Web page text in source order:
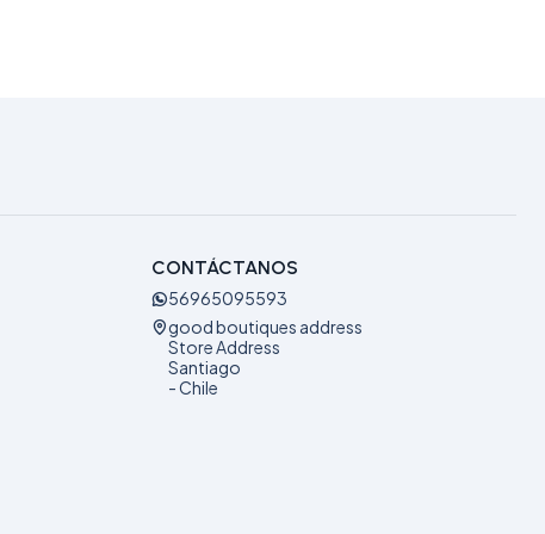
CONTÁCTANOS
56965095593
good boutiques address
Store Address
Santiago
- Chile